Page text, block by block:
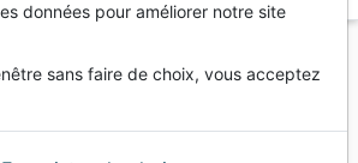
créer de nouvelle commande
(United States).
données pour améliorer notre site
sans faire de choix, vous acceptez